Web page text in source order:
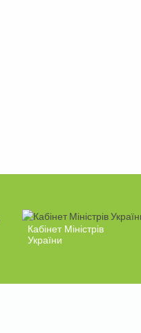
Кабінет Міністрів
України